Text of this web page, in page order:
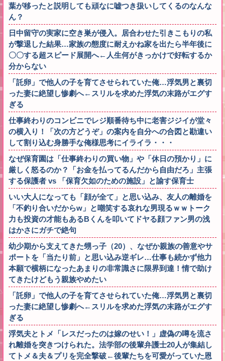
葉が移ったと説明しても頑なに嘘つき扱いしてくるのなんな
ん？
日中留守の実家に空き巣が侵入。居合わせた引きこもりの私
が撃退した結果…家族の態度に耐えかね家を出たら半年後に
〇〇する超スピード展開へ←人生何がきっかけで好転するか
分からない
「託卵」で他人の子を育てさせられていた俺…浮気男と裏切
った妻に絶望し惨劇へ←スリルを求めた浮気の末路がエグす
ぎる
仕事終わりのコンビニでレジ順番待ち中に老害ジジイが堂々
の横入り！「次の方どうぞ」の案内を自分への合図と勘違い
して割り込む身勝手な俺様思考にイライラ・・・
なぜ保育園は「仕事終わりの買い物」や「休日の預かり」に
厳しく怒るのか？「お金を払ってるんだから自由だろ」主張
する保護者 vs 「保育欠如のための施設」と諭す保育士
いい大人になっても「顔が全て」と思い込み、友人の離婚を
「不釣り合いだからw」と嘲笑する哀れな男現るｗｗトーク
力も投資の才能もあるBくんを叩いてドヤる顔ファン男の浅
はかさにガチで絶句
幼少期から支えてきた甥っ子（20）、なぜか親族の善意やサ
ポートを「当たり前」と思い込み逆ギレ…仕事も続かず他力
本願で横柄になったあまりの非常識さに限界到達！情で助け
てきたけどもう親族やめたい
「託卵」で他人の子を育てさせられていた俺…浮気男と裏切
った妻に絶望し惨劇へ←スリルを求めた浮気の末路がエグす
ぎる
浮気夫とトメ「レスだったのは嫁のせい！」虚偽の噂を流さ
れ離婚を突きつけられた。法学部の後輩弁護士20人が集結し
てトメ＆夫＆プリを完全撃破←後輩たちを可愛がっていた恩